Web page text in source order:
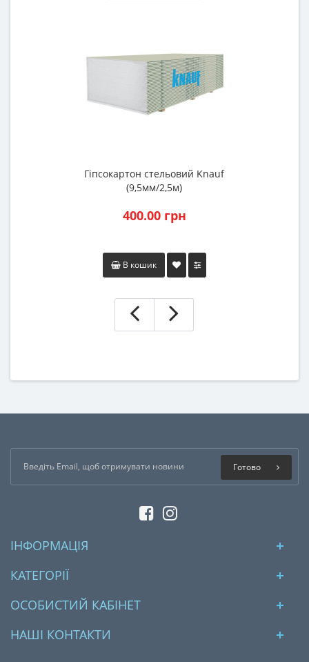
Гіпсокартон стельовий Knauf
(9,5мм/2,5м)
400.00 грн
В кошик
Готово
ІНФОРМАЦІЯ
КАТЕГОРІЇ
ОСОБИСТИЙ КАБІНЕТ
НАШІ КОНТАКТИ